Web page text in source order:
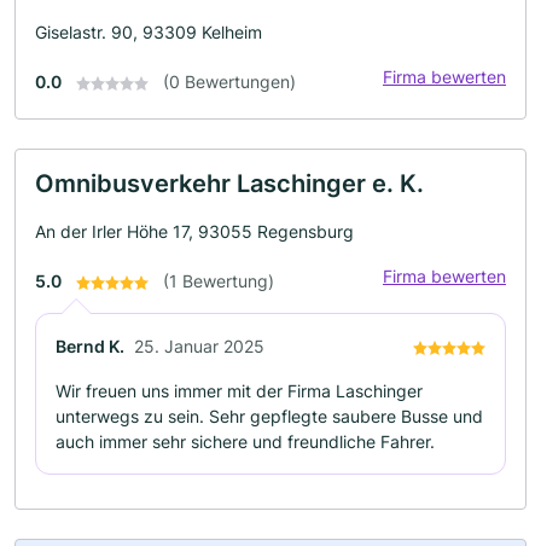
Giselastr. 90, 93309 Kelheim
0.0 (0 Bewertungen) Firma bewerten
Omnibusverkehr Laschinger e. K.
An der Irler Höhe 17, 93055 Regensburg
5.0 (1 Bewertung) Firma bewerten
Bernd K. 25. Januar 2025
Wir freuen uns immer mit der Firma Laschinger
unterwegs zu sein. Sehr gepflegte saubere Busse und
auch immer sehr sichere und freundliche Fahrer.